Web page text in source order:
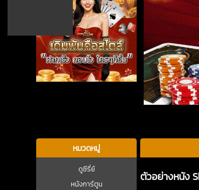
หมวดหมู่
ดูซีรี่ย์
หนังการ์ตูน
ตัวอย่างหนัง